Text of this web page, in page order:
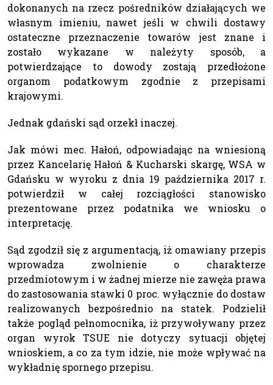
dokonanych na rzecz pośredników działających we
własnym imieniu, nawet jeśli w chwili dostawy
ostateczne przeznaczenie towarów jest znane i
zostało wykazane w należyty sposób, a
potwierdzające to dowody zostają przedłożone
organom podatkowym zgodnie z przepisami
krajowymi.
Jednak gdański sąd orzekł inaczej.
Jak mówi mec. Hałoń, odpowiadając na wniesioną
przez Kancelarię Hałoń & Kucharski skargę, WSA w
Gdańsku w wyroku z dnia 19 października 2017 r.
potwierdził w całej rozciągłości stanowisko
prezentowane przez podatnika we wniosku o
interpretację.
Sąd zgodził się z argumentacją, iż omawiany przepis
wprowadza zwolnienie o charakterze
przedmiotowym i w żadnej mierze nie zawęża prawa
do zastosowania stawki 0 proc. wyłącznie do dostaw
realizowanych bezpośrednio na statek. Podzielił
także pogląd pełnomocnika, iż przywoływany przez
organ wyrok TSUE nie dotyczy sytuacji objętej
wnioskiem, a co za tym idzie, nie może wpływać na
wykładnię spornego przepisu.